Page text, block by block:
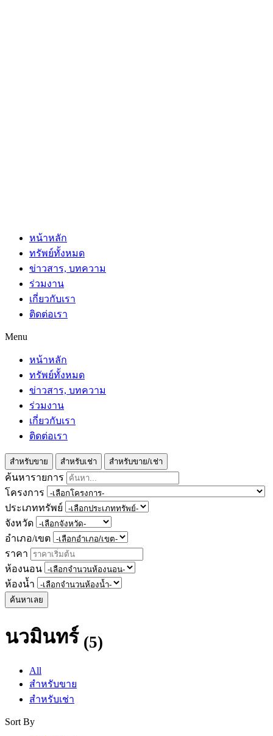
หน้าหลัก
ทรัพย์ทั้งหมด
ข่าวสาร, บทความ
ร่วมงาน
เกี่ยวกับเรา
ติดต่อเรา
Menu
หน้าหลัก
ทรัพย์ทั้งหมด
ข่าวสาร, บทความ
ร่วมงาน
เกี่ยวกับเรา
ติดต่อเรา
สำหรับขาย สำหรับเช่า สำหรับขาย/เช่า
ค้นหารายการ
โครงการ
ประเภททรัพย์
จังหวัด
อำเภอ/เขต
ราคา
ห้องนอน
ห้องน้ำ
ค้นหาเลย
นวมินทร์ (5)
All
สำหรับขาย
สำหรับเช่า
Sort By